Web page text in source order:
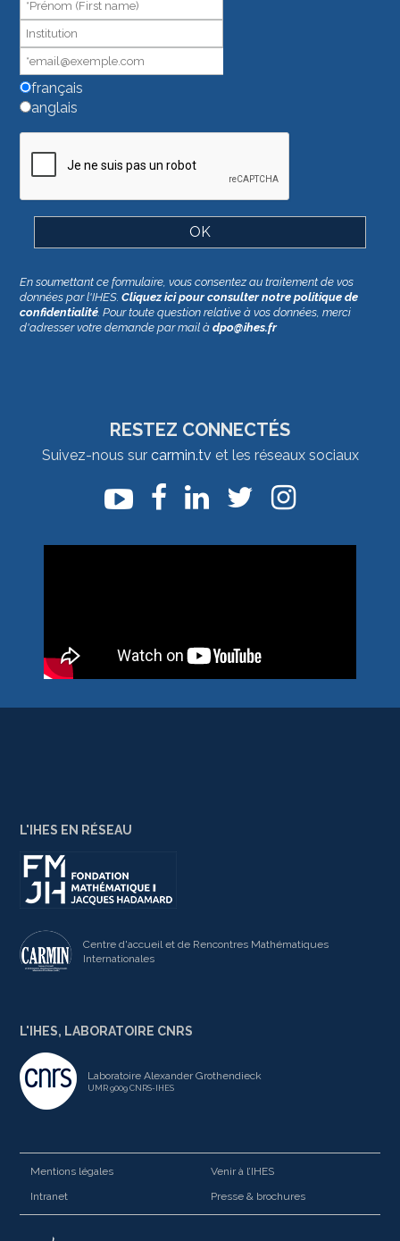
français
anglais
remplissez
pas
ce
champ.
En soumettant ce formulaire, vous consentez au traitement de vos
données par l'IHES.Cliquez ici pour consulter notre politique de
confidentialité . Pour toute question relative à vos données, merci
d'adresser votre demande par mail àdpo@ihes.fr
RESTEZ CONNECTÉS
Suivez-nous sur carmin.tv et les réseaux sociaux
L'IHES EN RÉSEAU
Centre d'accueil et de Rencontres Mathématiques
Internationales
L'IHES, LABORATOIRE CNRS
Laboratoire Alexander Grothendieck
UMR 9009 CNRS-IHES
Mentions légales
Venir à l’IHES
Intranet
Presse & brochures